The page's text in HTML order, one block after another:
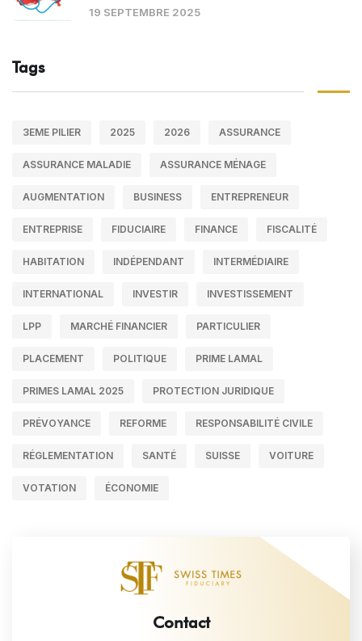
19 SEPTEMBRE 2025
Tags
3EME PILIER 2025 2026 ASSURANCE
ASSURANCE MALADIE ASSURANCE MÉNAGE
AUGMENTATION BUSINESS ENTREPRENEUR
ENTREPRISE FIDUCIAIRE FINANCE FISCALITÉ
HABITATION INDÉPENDANT INTERMÉDIAIRE
INTERNATIONAL INVESTIR INVESTISSEMENT
LPP MARCHÉ FINANCIER PARTICULIER
PLACEMENT POLITIQUE PRIME LAMAL
PRIMES LAMAL 2025 PROTECTION JURIDIQUE
PRÉVOYANCE REFORME RESPONSABILITÉ CIVILE
RÉGLEMENTATION SANTÉ SUISSE VOITURE
VOTATION ÉCONOMIE
Contact